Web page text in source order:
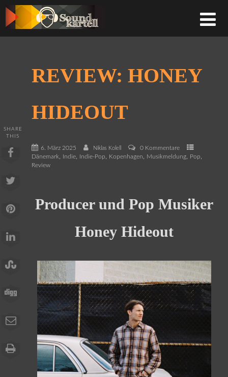
REVIEW: HONEY
HIDEOUT
6. März 2025 Niklas Kolell
0 Kommentare
Dänemark, Indie, Indie-Pop, Kopenhagen, Musikmeldung, Pop,
Review
SHARE
THIS
Producer und Pop Musiker
Honey Hideout